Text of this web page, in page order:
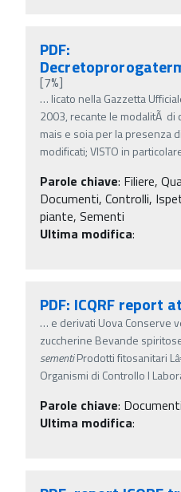
PDF:
[7%]
… licato nella Gazzetta
2003, recante le modalitÃ di
mais e soia per la presenza
modificati; VISTO in
Parole chiave: Filiere,
Documenti, Controlli,
piante, Sementi
Ultima modifica:
PDF: ICQRF report
… e derivati Uova Conserve
zuccherine Bevande
sementiProdotti fitosanitari
Organismi di Controllo I
Parole chiave:
Ultima modifica: